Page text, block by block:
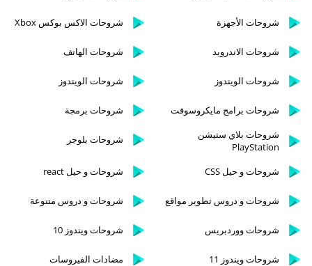
شروحات الأجهزة شروحات الاكس بوكس Xbox
شروحات الاندرويد شروحات الهاتف
شروحات الويندوز شروحات الويندوز
شروحات برامج مايكروسوفت
شروحات برمجة
شروحات بلاي ستيشن
PlayStation
شروحات بلوجر
شروحات و حيل CSS شروحات و حيل react
شروحات و دروس تطوير مواقع شروحات و دروس متنوعة
شروحات ووردبريس شروحات ويندوز 10
شروحات ويندوز 11 مضادات الفيروسات